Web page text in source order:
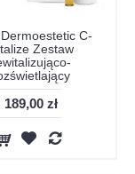
C-
Zestaw
189,00 zł